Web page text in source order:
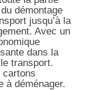
démontage
jusqu’à la
Avec un
dans la
transport.
cartons
à déménager.